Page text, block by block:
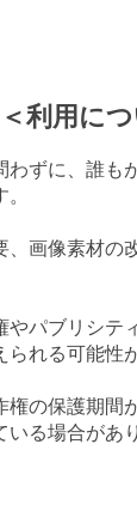
＜利用に
わずに、誰も
、画像素材の
やパブリシテ
られる可能性
権の保護期間
る場合があ